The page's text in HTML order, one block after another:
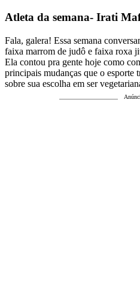
Atleta da semana- Irati
Fala, galera! Essa semana
faixa marrom de judô e faixa roxa
Ela contou pra gente hoje como
principais mudanças que o esporte
sobre sua escolha em ser